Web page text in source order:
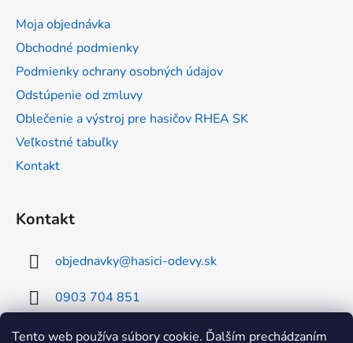
Tento web používa súbory cookie. Ďalším prechádzaním
Moja objednávka
Obchodné podmienky
Podmienky ochrany osobných údajov
Odstúpenie od zmluvy
Oblečenie a výstroj pre hasičov RHEA SK
Veľkostné tabuľky
Kontakt
Kontakt
objednavky@hasici-odevy.sk
0903 704 851
0902 856 674